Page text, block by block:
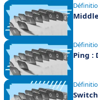
Ping :